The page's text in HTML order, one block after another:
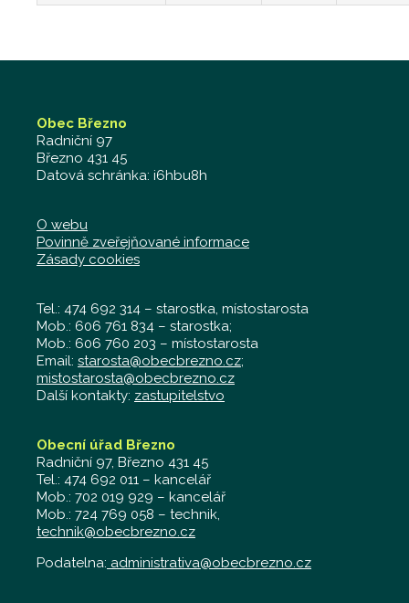
Obec Březno
Radniční 97
Březno 431 45
Datová schránka: i6hbu8h
O webu
Povinně zveřejňované informace
Zásady cookies
Tel.: 474 692 314 – starostka, místostarosta
Mob.: 606 761 834 – starostka;
Mob.: 606 760 203 – místostarosta
Email: starosta@obecbrezno.cz;
mistostarosta@obecbrezno.cz
Další kontakty: zastupitelstvo
Obecní úřad Březno
Radniční 97, Březno 431 45
Tel.: 474 692 011 – kancelář
Mob.: 702 019 929 – kancelář
Mob.: 724 769 058 – technik,
technik@obecbrezno.cz
Podatelna: administrativa@obecbrezno.cz